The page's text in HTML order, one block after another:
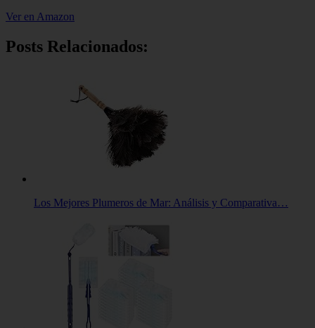
Ver en Amazon
Posts Relacionados:
Los Mejores Plumeros de Mar: Análisis y Comparativa…